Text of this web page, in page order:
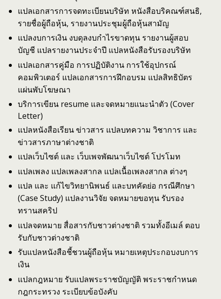
แปลเอกสารการจดทะเบียนบริษัท หนังสือบริคณฑ์สนธิ,
รายชื่อผู้ถือหุ้น, รายงานประชุมผู้ถือหุ้นสามัญ
แปลงบการเงิน งบดุลงบกำไรขาดทุน รายงานผู้สอบ
บัญชี แปลรายงานประจำปี แปลหนังสือรับรองบริษัท
แปลเอกสารคู่มือ การปฏิบัติงาน การใช้อุปกรณ์
คอมพิวเตอร์ แปลเอกสารการฝึกอบรม แปลสิทธิบัตร
แผ่นพับโฆษณา
บริการเขียน resume และจดหมายแนะนำตัว (Cover
Letter)
แปลหนังสือเรียน ข่าวสาร แปลบทความ วิชาการ และ
ข่าวสารภาษาต่างชาติ
แปลเว็บไซต์ และ เว็บเพจพัฒนาเว็บไซต์ โปรโมท
แปลเพลง แปลเพลงสากล แปลเนื้อเพลงสากล ต่างๆ
แปล และ แก้ไขวิทยานิพนธ์ และบทคัดย่อ กรณีศึกษา
(Case Study) แปลงานวิจัย จดหมายขอทุน รับรอง
ทรานสคริป
แปลจดหมาย สื่อสารกับชาวต่างชาติ รวมทั้งอีเมล์ ตอบ
รับกับชาวต่างชาติ
รับแปลหนังสือชี้ชวนผู้ถือหุ้น หมายเหตุประกอบงบการ
เงิน
แปลกฎหมาย รับแปลพระราชบัญญัติ พระราชกำหนด
กฎกระทรวง ระเบียบข้อบังคับ